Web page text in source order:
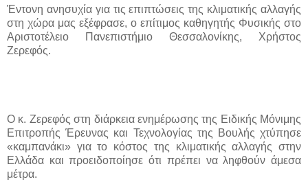
Έντονη ανησυχία για τις επιπτώσεις της κλιματικής αλλαγής
στη χώρα μας εξέφρασε, ο επίτιμος καθηγητής Φυσικής στο
Αριστοτέλειο Πανεπιστήμιο Θεσσαλονίκης, Χρήστος
Ζερεφός.
Ο κ. Ζερεφός στη διάρκεια ενημέρωσης της Ειδικής Μόνιμης
Επιτροπής Έρευνας και Τεχνολογίας της Βουλής χτύπησε
«καμπανάκι» για το κόστος της κλιματικής αλλαγής στην
Ελλάδα και προειδοποίησε ότι πρέπει να ληφθούν άμεσα
μέτρα.